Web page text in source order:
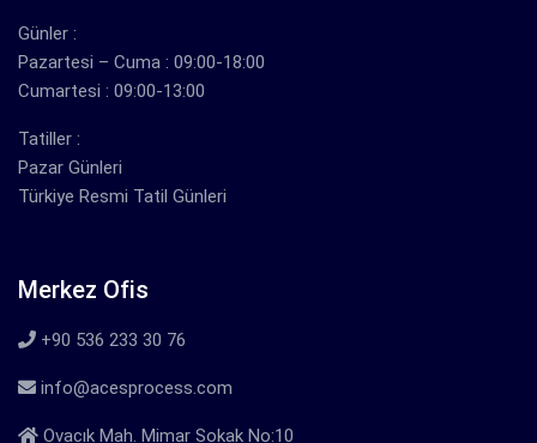
Günler :
Pazartesi – Cuma : 09:00-18:00
Cumartesi : 09:00-13:00
Tatiller :
Pazar Günleri
Türkiye Resmi Tatil Günleri
Merkez Ofis
+90 536 233 30 76
info@acesprocess.com
Ovacık Mah. Mimar Sokak No:10